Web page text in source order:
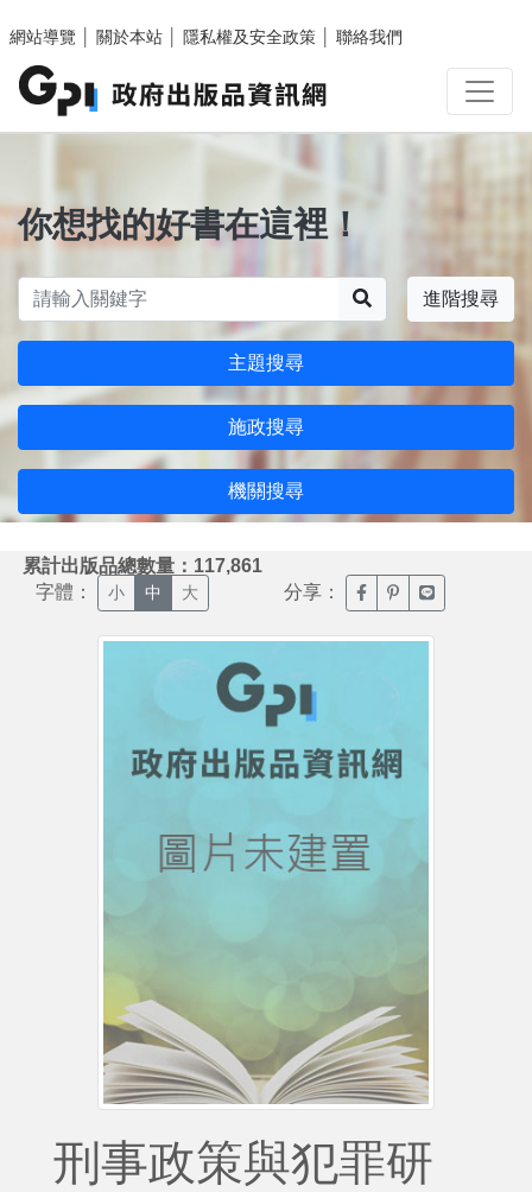
網站導覽
關於本站 隱私權及安全政策 聯絡我們
你想找的好書在這裡！
進階搜尋
主題搜尋
施政搜尋
機關搜尋
累計出版品總數量：117,861
字體： 小 中 大 分享： 臉書分享(另開新視窗)
噗浪分享(另開新
Line分享(另
刑事政策與犯罪研